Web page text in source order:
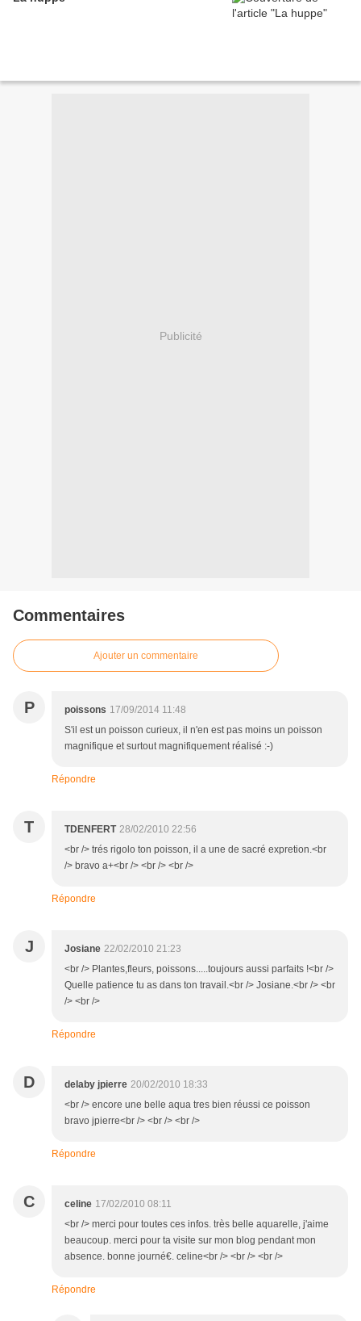
Publicité
Commentaires
Ajouter un commentaire
P poissons 17/09/2014 11:48
S'il est un poisson curieux, il n'en est pas moins un poisson
magnifique et surtout magnifiquement réalisé :-)
Répondre
T TDENFERT 28/02/2010 22:56
<br /> trés rigolo ton poisson, il a une de sacré expretion.<br
/> bravo a+<br /> <br /> <br />
Répondre
J Josiane 22/02/2010 21:23
<br /> Plantes,fleurs, poissons.....toujours aussi parfaits !<br />
Quelle patience tu as dans ton travail.<br /> Josiane.<br /> <br
/> <br />
Répondre
D delaby jpierre 20/02/2010 18:33
<br /> encore une belle aqua tres bien réussi ce poisson
bravo jpierre<br /> <br /> <br />
Répondre
C celine 17/02/2010 08:11
<br /> merci pour toutes ces infos. très belle aquarelle, j'aime
beaucoup. merci pour ta visite sur mon blog pendant mon
absence. bonne journé€. celine<br /> <br /> <br />
Répondre